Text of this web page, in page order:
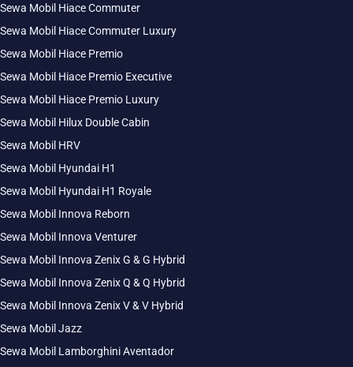
Sewa Mobil Hiace Commuter
Sewa Mobil Hiace Commuter Luxury
Sewa Mobil Hiace Premio
Sewa Mobil Hiace Premio Executive
Sewa Mobil Hiace Premio Luxury
Sewa Mobil Hilux Double Cabin
Sewa Mobil HRV
Sewa Mobil Hyundai H1
Sewa Mobil Hyundai H1 Royale
Sewa Mobil Innova Reborn
Sewa Mobil Innova Venturer
Sewa Mobil Innova Zenix G & G Hybrid
Sewa Mobil Innova Zenix Q & Q Hybrid
Sewa Mobil Innova Zenix V & V Hybrid
Sewa Mobil Jazz
Sewa Mobil Lamborghini Aventador